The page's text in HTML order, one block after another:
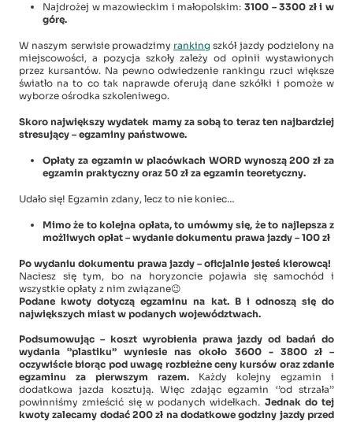
Najdrożej w mazowieckim i małopolskim: 3100 – 3300 zł i w
górę.
W naszym serwisie prowadzimy ranking szkół jazdy podzielony na
miejscowości, a pozycja szkoły zależy od opinii wystawionych
przez kursantów. Na pewno odwiedzenie rankingu rzuci większe
światło na to co tak naprawde oferują dane szkółki i pomoże w
wyborze ośrodka szkoleniwego.
Skoro największy wydatek mamy za sobą to teraz ten najbardziej
stresujący – egzaminy państwowe.
Opłaty za egzamin w placówkach WORD wynoszą 200 zł za
egzamin praktyczny oraz 50 zł za egzamin teoretyczny.
Udało się! Egzamin zdany, lecz to nie koniec…
Mimo że to kolejna opłata, to umówmy się, że to najlepsza z
możliwych opłat – wydanie dokumentu prawa jazdy – 100 zł
Po wydaniu dokumentu prawa jazdy – oficjalnie jesteś kierowcą!
Naciesz się tym, bo na horyzoncie pojawia się samochód i
wszystkie opłaty z nim związane😉
Podane kwoty dotyczą egzaminu na kat. B i odnoszą się do
największych miast w podanych województwach.
Podsumowując – koszt wyrobienia prawa jazdy od badań do
wydania ‘’plastiku’’ wyniesie nas około 3600 - 3800 zł –
oczywiście biorąc pod uwagę rozbieżne ceny kursów oraz zdanie
egzaminu za pierwszym razem. Każdy kolejny egzamin i
dodatkowa jazda kosztują. Więc zdając egzamin ‘’od strzała’’
powinniśmy zmieścić się w podanych widełkach. Jednak do tej
kwoty zalecamy dodać 200 zł na dodatkowe godziny jazdy przed